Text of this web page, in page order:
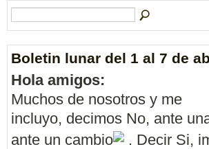
Boletin lunar del 1 al 7 de
Hola amigos:
Muchos de nosotros y me
incluyo, decimos No, ante
ante un cambio
. Decir Si,